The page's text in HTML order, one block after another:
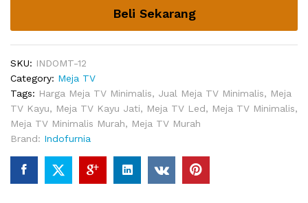
Beli Sekarang
SKU: INDOMT-12
Category: Meja TV
Tags: Harga Meja TV Minimalis, Jual Meja TV Minimalis, Meja
TV Kayu, Meja TV Kayu Jati, Meja TV Led, Meja TV Minimalis,
Meja TV Minimalis Murah, Meja TV Murah
Brand: Indofurnia